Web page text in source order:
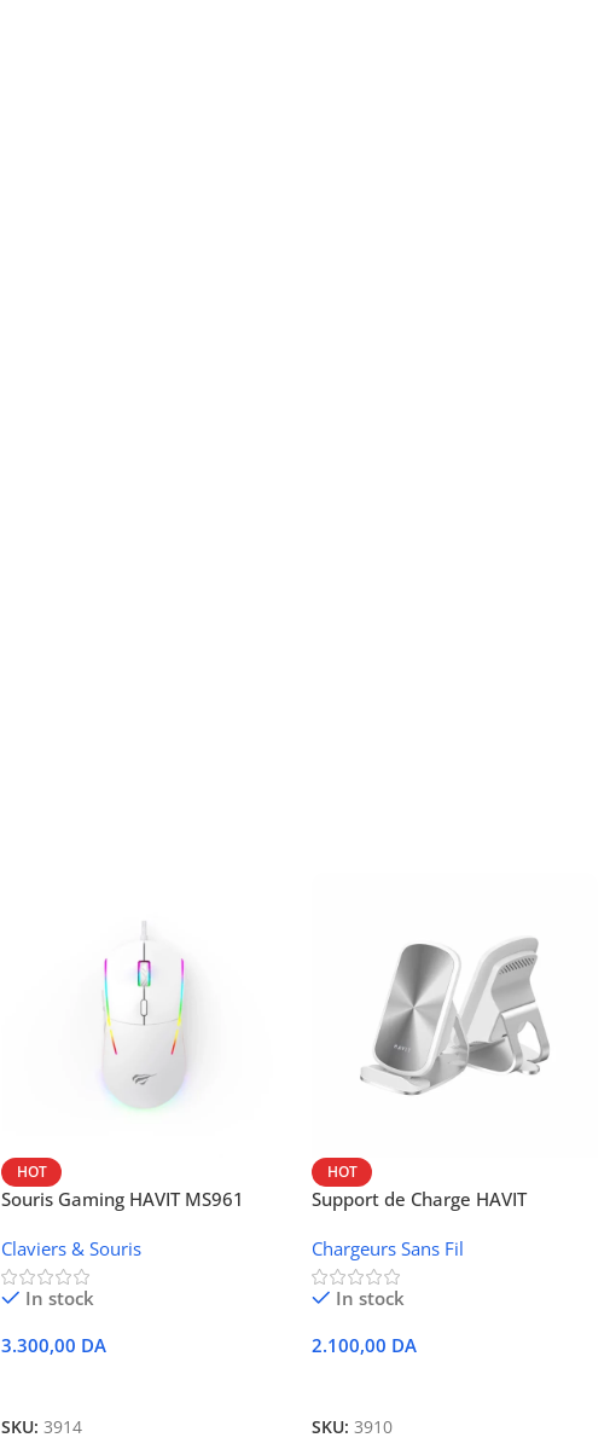
HOT
Souris Gaming HAVIT MS961
Claviers & Souris
In stock
3.300,00 DA
SKU:3914
HOT
Support de Charge HAVIT
Chargeurs Sans Fil
In stock
2.100,00 DA
SKU:3910